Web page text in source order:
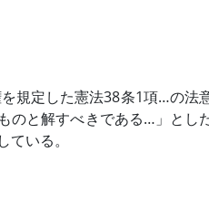
規定した憲法38条1項…の法
のと解すべきである…」とし
いる。